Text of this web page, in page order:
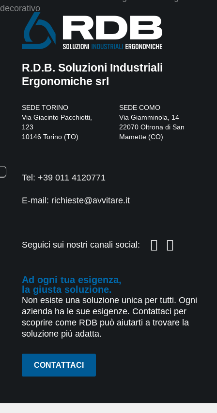
R.D.B. Soluzioni Industriali
Ergonomiche srl
SEDE TORINO
Via Giacinto Pacchiotti,
123
10146 Torino (TO)
SEDE COMO
Via Giamminola, 14
22070 Oltrona di San
Mamette(CO)
Tel: +39 011 4120771
E-mail: richieste@avvitare.it
Seguici sui nostri canali social:
Ad ogni tua esigenza,
la giusta soluzione.
Non esiste una soluzione unica per tutti. Ogni
azienda ha le sue esigenze. Contattaci per
scoprire come RDB può aiutarti a trovare la
soluzione più adatta.
CONTATTACI